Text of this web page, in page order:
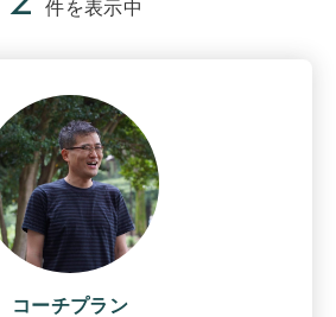
件を表示中
コーチプラン